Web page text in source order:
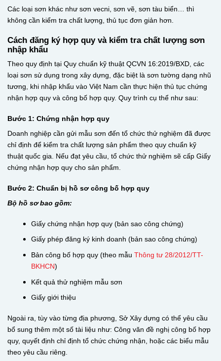
Các loại sơn khác như sơn vecni, sơn vẽ, sơn tàu biển… thì
không cần kiểm tra chất lượng, thủ tục đơn giản hơn.
Cách đăng ký hợp quy và kiểm tra chất lượng sơn
nhập khẩu
Theo quy định tại Quy chuẩn kỹ thuật QCVN 16:2019/BXD, các
loại sơn sử dụng trong xây dựng, đặc biệt là sơn tường dạng nhũ
tương, khi nhập khẩu vào Việt Nam cần thực hiện thủ tục chứng
nhận hợp quy và công bố hợp quy. Quy trình cụ thể như sau:
Bước 1: Chứng nhận hợp quy
Doanh nghiệp cần gửi mẫu sơn đến tổ chức thử nghiệm đã được
chỉ định để kiểm tra chất lượng sản phẩm theo quy chuẩn kỹ
thuật quốc gia. Nếu đạt yêu cầu, tổ chức thử nghiệm sẽ cấp Giấy
chứng nhận hợp quy cho sản phẩm.
Bước 2: Chuẩn bị hồ sơ công bố hợp quy
Bộ hồ sơ bao gồm:
Giấy chứng nhận hợp quy (bản sao công chứng)
Giấy phép đăng ký kinh doanh (bản sao công chứng)
Bản công bố hợp quy (theo mẫu Thông tư 28/2012/TT-
BKHCN)
Kết quả thử nghiệm mẫu sơn
Giấy giới thiệu
Ngoài ra, tùy vào từng địa phương, Sở Xây dựng có thể yêu cầu
bổ sung thêm một số tài liệu như: Công văn đề nghị công bố hợp
quy, quyết định chỉ định tổ chức chứng nhận, hoặc các biểu mẫu
theo yêu cầu riêng.